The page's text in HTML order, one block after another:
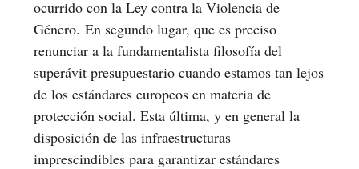
ocurrido con la Ley contra la Violencia de
Género. En segundo lugar, que es preciso
renunciar a la fundamentalista filosofía del
superávit presupuestario cuando estamos tan lejos
de los estándares europeos en materia de
protección social. Esta última, y en general la
disposición de las infraestructuras
imprescindibles para garantizar estándares